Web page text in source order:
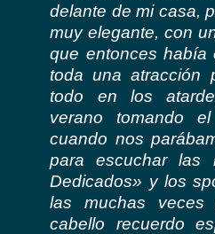
delante de mi casa,
muy elegante, con
que entonces había
toda una atracción
todo en los
verano tomando
cuando nos
para escuchar las
Dedicados» y los
las muchas
cabello recuerdo